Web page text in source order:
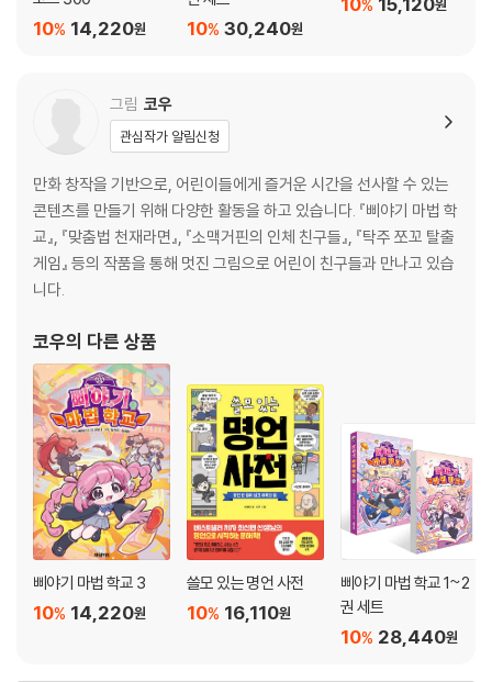
14,220원
10% 30,240원
10%
원
%
그림 코우
관심작가 알림신청
만화 창작을 기반으로, 어린이들에게 즐거운 시간을 선사할 수 있는
콘텐츠를 만들기 위해 다양한 활동을 하고 있습니다. 『삐야기 마법 학
교』, 『맞춤법 천재라면』, 『소맥거핀의 인체 친구들』, 『탁주 쪼꼬 탈출
게임』 등의 작품을 통해 멋진 그림으로 어린이 친구들과 만나고 있습
니다.
코우의 다른 상품
삐야기 마법 학교 3
14,220원
10%
쓸모 있는 명언 사전
16,110원
10%
삐야기 마법 학교 1~2
권 세트
28,440원
10%